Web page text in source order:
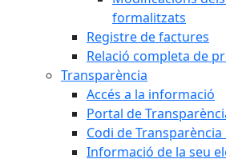
formalitzats
Registre de factures
Relació completa de
Transparència
Accés a la informació
Portal de
Codi de
Informació de la seu